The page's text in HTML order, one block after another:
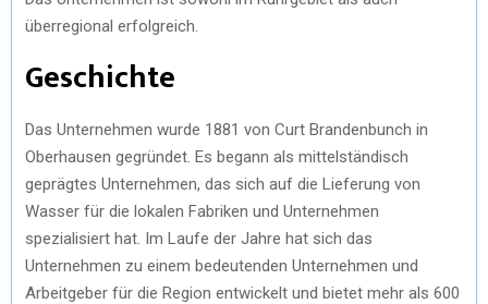
überregional erfolgreich.
Geschichte
Das Unternehmen wurde 1881 von Curt Brandenbunch in
Oberhausen gegründet. Es begann als mittelständisch
geprägtes Unternehmen, das sich auf die Lieferung von
Wasser für die lokalen Fabriken und Unternehmen
spezialisiert hat. Im Laufe der Jahre hat sich das
Unternehmen zu einem bedeutenden Unternehmen und
Arbeitgeber für die Region entwickelt und bietet mehr als 600